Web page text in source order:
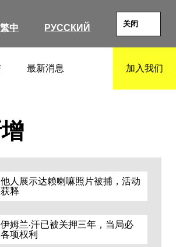
繁中 РУССКИЙ 关闭
最新消息 加入我们
人展示达赖喇嘛照片被捕，活动
释
姆兰·汗已被关押三年，当局必
项权利